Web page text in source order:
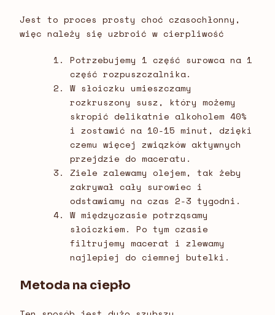
Jest to proces prosty choć czasochłonny,
więc należy się uzbroić w cierpliwość
Potrzebujemy 1 część surowca na 1
część rozpuszczalnika.
W słoiczku umieszczamy
rozkruszony susz, który możemy
skropić delikatnie alkoholem 40%
i zostawić na 10-15 minut, dzięki
czemu więcej związków aktywnych
przejdzie do maceratu.
Ziele zalewamy olejem, tak żeby
zakrywał cały surowiec i
odstawiamy na czas 2-3 tygodni.
W międzyczasie potrząsamy
słoiczkiem. Po tym czasie
filtrujemy macerat i zlewamy
najlepiej do ciemnej butelki.
Metoda na ciepło